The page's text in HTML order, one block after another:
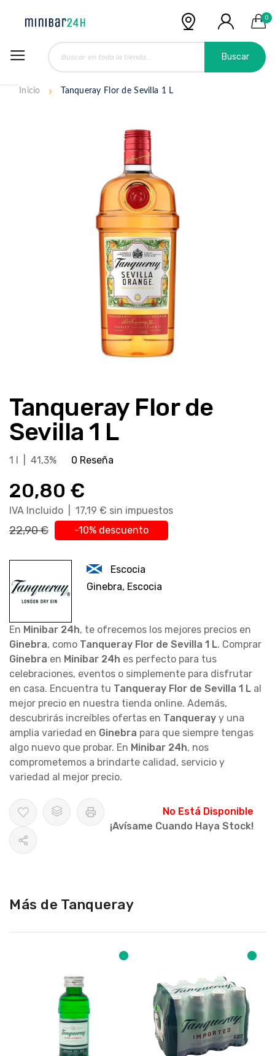
0
Buscar
Inicio Tanqueray Flor de Sevilla 1 L
comienzo
de
la
de
Tanqueray Flor de
Sevilla 1 L
1 l | 41,3% 0 Reseña
20,80 €
IVA Incluido | 17,19 € sin impuestos
22,90 € -10% descuento
Escocia
Ginebra, Escocia
En Minibar 24h, te ofrecemos los mejores precios en
Ginebra, como Tanqueray Flor de Sevilla 1 L. Comprar
Ginebra en Minibar 24h es perfecto para tus
celebraciones, eventos o simplemente para disfrutar
en casa. Encuentra tu Tanqueray Flor de Sevilla 1 L al
mejor precio en nuestra tienda online. Además,
descubrirás increíbles ofertas en Tanqueray y una
amplia variedad en Ginebra para que siempre tengas
algo nuevo que probar. En Minibar 24h, nos
comprometemos a brindarte calidad, servicio y
variedad al mejor precio.
No Está Disponible
¡Avísame Cuando Haya Stock!
Más de Tanqueray